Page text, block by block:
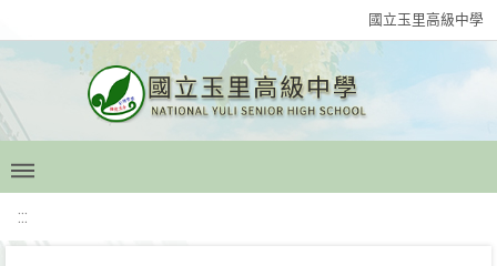
國立玉里高級中學
:::